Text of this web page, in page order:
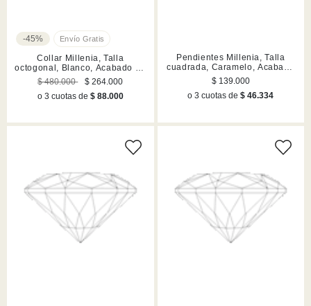
-45%
Collar Millenia, Talla
octogonal, Blanco, Acabado en
rodio
$ 480.000
$ 264.000
o 3 cuotas de $ 88.000
Pendientes Millenia, Talla
cuadrada, Caramelo, Acabado
en tono oro
$ 139.000
o 3 cuotas de$ 46.334